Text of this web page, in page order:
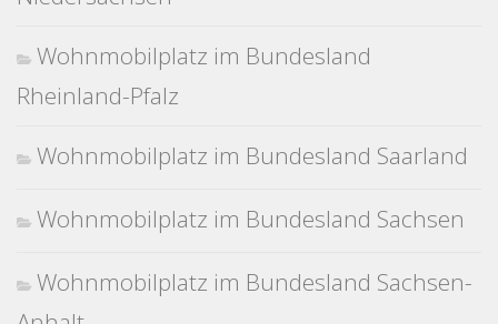
Wohnmobilplatz im Bundesland
Rheinland-Pfalz
Wohnmobilplatz im Bundesland Saarland
Wohnmobilplatz im Bundesland Sachsen
Wohnmobilplatz im Bundesland Sachsen-